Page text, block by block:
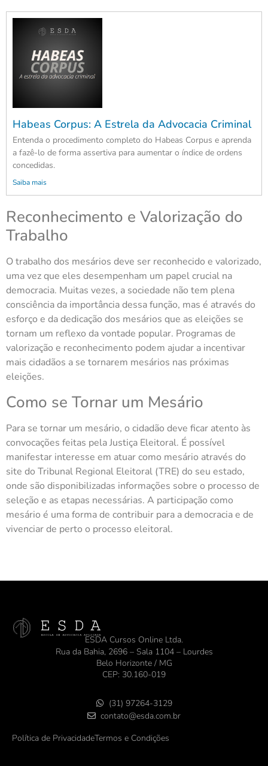
Habeas Corpus: A Estrela da Advocacia Criminal
Entenda o procedimento completo do Habeas Corpus e aprenda
a fazê-lo de forma assertiva para aumentar o índice de ordens
concedidas.
Saiba mais
Reconhecimento e Valorização do
Trabalho
O trabalho dos mesários deve ser reconhecido e valorizado,
uma vez que eles desempenham um papel crucial na
democracia. Muitas vezes, a sociedade não tem plena
consciência da importância dessa função, mas é através do
esforço e da dedicação dos mesários que as eleições se
tornam um reflexo da vontade popular. Programas de
valorização e reconhecimento podem ajudar a incentivar
mais cidadãos a se tornarem mesários nas próximas
eleições.
Como se Tornar um Mesário
Para se tornar um mesário, o cidadão deve ficar atento às
convocações feitas pela Justiça Eleitoral. É possível
manifestar interesse em atuar como mesário através do
site do Tribunal Regional Eleitoral (TRE) do seu estado,
onde são disponibilizadas informações sobre o processo de
seleção e as etapas necessárias. A participação como
mesário é uma forma de contribuir para a democracia e de
vivenciar de perto o processo eleitoral.
ESDA Cursos Online Ltda.
Rua da Bahia, 2696 – Sala 1104 – Lourdes
Belo Horizonte / MG
CEP: 30.160-019
Política de PrivacidadeTermos e Condições
(31) 97264-3129
contato@esda.com.br